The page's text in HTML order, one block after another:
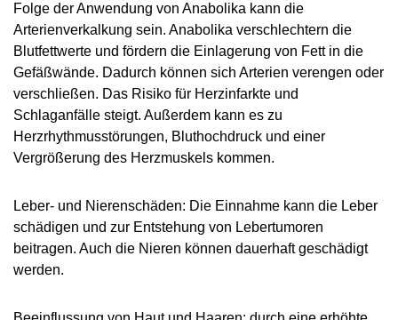
Folge der Anwendung von Anabolika kann die
Arterienverkalkung sein. Anabolika verschlechtern die
Blutfettwerte und fördern die Einlagerung von Fett in die
Gefäßwände. Dadurch können sich Arterien verengen oder
verschließen. Das Risiko für Herzinfarkte und
Schlaganfälle steigt. Außerdem kann es zu
Herzrhythmusstörungen, Bluthochdruck und einer
Vergrößerung des Herzmuskels kommen.
Leber- und Nierenschäden: Die Einnahme kann die Leber
schädigen und zur Entstehung von Lebertumoren
beitragen. Auch die Nieren können dauerhaft geschädigt
werden.